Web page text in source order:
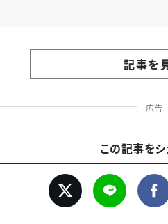
記事を
広告
この記事を